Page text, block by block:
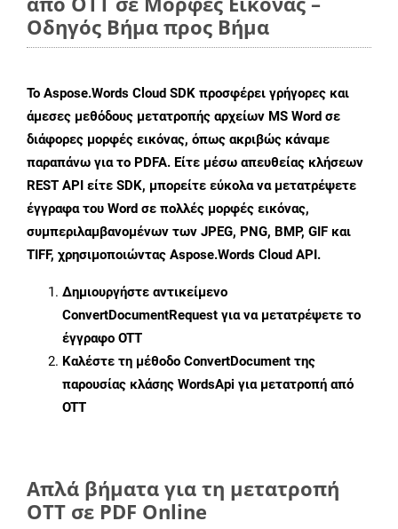
Οδηγός Βήμα προς Βήμα
Το Aspose.Words Cloud SDK προσφέρει γρήγορες και
άμεσες μεθόδους μετατροπής αρχείων MS Word σε
διάφορες μορφές εικόνας, όπως ακριβώς κάναμε
παραπάνω για το PDFA. Είτε μέσω απευθείας κλήσεων
REST API είτε SDK, μπορείτε εύκολα να μετατρέψετε
έγγραφα του Word σε πολλές μορφές εικόνας,
συμπεριλαμβανομένων των JPEG, PNG, BMP, GIF και
TIFF, χρησιμοποιώντας Aspose.Words Cloud API.
Δημιουργήστε αντικείμενο
ConvertDocumentRequest για να μετατρέψετε το
έγγραφο OTT
Καλέστε τη μέθοδο ConvertDocument της
παρουσίας κλάσης WordsApi για μετατροπή από
OTT
Απλά βήματα για τη μετατροπή
OTT σε PDF Online